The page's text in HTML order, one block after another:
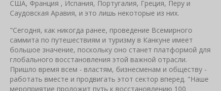
США, Франция , Испания, Португалия, Греция, Перу и
Саудовская Аравия, и это лишь некоторые из них.
"Сегодня, как никогда ранее, проведение Всемирного
саммита по путешествиям и туризму в Канкуне имеет
большое значение, поскольку оно станет платформой для
глобального восстановления этой важной отрасли.
Пришло время всем - властям, бизнесменам и обществу -
работать вместе и продвигать этот сектор вперед. "Наше
мероприятие проложит путь к восстановлению 100